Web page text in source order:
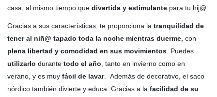
casa, al mismo tiempo que divertida y estimulante para tu hij@.
Gracias a sus características, te proporciona la tranquilidad de
tener al niñ@ tapado toda la noche mientras duerme, con
plena libertad y comodidad en sus movimientos . Puedes
utilizarlo durante todo el año , tanto en invierno como en
verano, y es muy fácil de lavar. Además de decorativo, el saco
nórdico también divierte y educa. Gracias a la facilidad de su